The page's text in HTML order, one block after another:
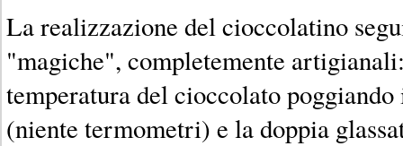
La realizzazione del cioccolatino
"magiche", completemente
temperatura del cioccolato
(niente termometri) e la doppia